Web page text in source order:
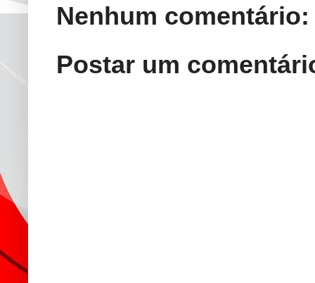
Nenhum comentário:
Postar um